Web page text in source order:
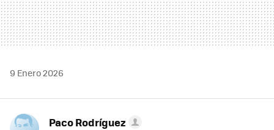
9 Enero 2026
Paco Rodríguez